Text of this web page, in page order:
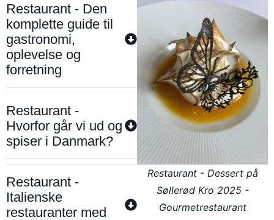
Restaurant - Den
komplette guide til
gastronomi,
oplevelse og
forretning
Restaurant -
Hvorfor går vi ud og
spiser i Danmark?
Restaurant -
Italienske
restauranter med
Restaurant - Dessert på
Søllerød Kro 2025 -
Gourmetrestaurant